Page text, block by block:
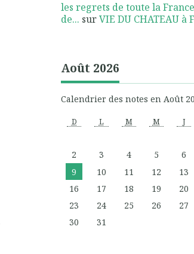
les regrets de toute la
de... surVIE DU CHATEAU à
Août 2026
Calendrier des notes en Août
D L M M J
2
3 4 5 6
9
10 11 12 13
16
17 18 19 20
23
24 25 26 27
30
31